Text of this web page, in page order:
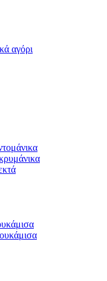
αγόρι